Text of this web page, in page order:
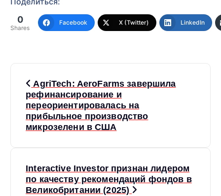
0
Shares
Facebook X (Twitter) LinkedIn
AgriTech: AeroFarms завершила
рефинансирование и
переориентировалась на
прибыльное производство
микрозелени в США
Interactive Investor признан лидером
по качеству рекомендаций фондов в
Великобритании (2025)